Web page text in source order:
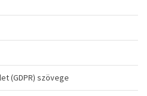
(GDPR) szövege